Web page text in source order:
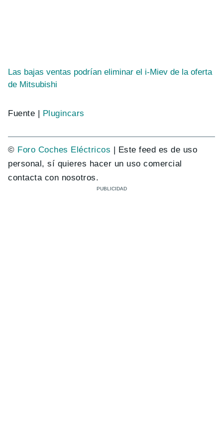
Las bajas ventas podrían eliminar el i-Miev de la oferta
de Mitsubishi
Fuente | Plugincars
© Foro Coches Eléctricos | Este feed es de uso
personal, sí quieres hacer un uso comercial
contacta con nosotros.